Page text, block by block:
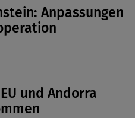
Anpassungen
und Andorra